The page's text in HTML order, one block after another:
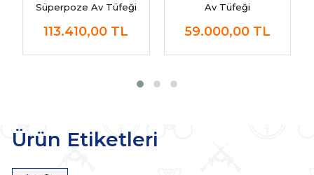
Süperpoze Av Tüfeği
113.410,00 TL
Av Tüfeği
59.000,00 TL
Ürün Etiketleri